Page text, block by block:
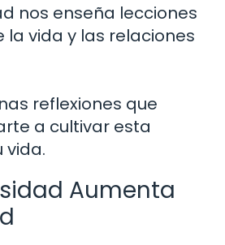
nos enseña lecciones
la vida y las relaciones
reflexiones que
a cultivar esta
vida.
Aumenta